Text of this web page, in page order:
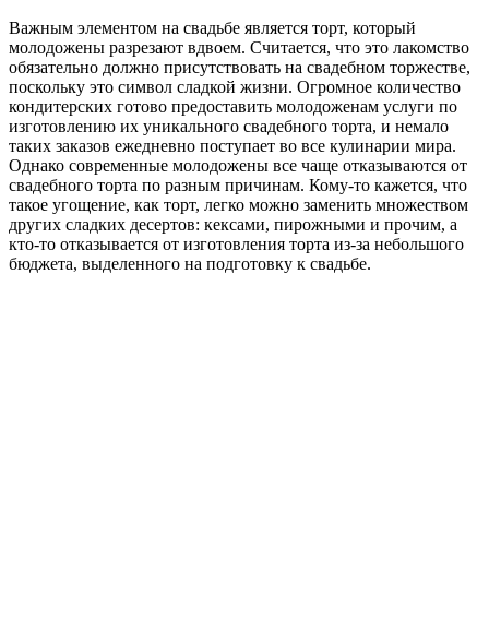
Важным элементом на свадьбе является торт, который
молодожены разрезают вдвоем. Считается, что это лакомство
обязательно должно присутствовать на свадебном торжестве,
поскольку это символ сладкой жизни. Огромное количество
кондитерских готово предоставить молодоженам услуги по
изготовлению их уникального свадебного торта, и немало
таких заказов ежедневно поступает во все кулинарии мира.
Однако современные молодожены все чаще отказываются от
свадебного торта по разным причинам. Кому-то кажется, что
такое угощение, как торт, легко можно заменить множеством
других сладких десертов: кексами, пирожными и прочим, а
кто-то отказывается от изготовления торта из-за небольшого
бюджета, выделенного на подготовку к свадьбе.